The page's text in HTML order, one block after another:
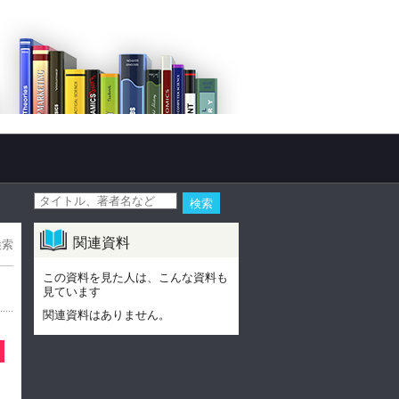
関連資料
この資料を見た人は、こんな資料も
見ています
関連資料はありません。